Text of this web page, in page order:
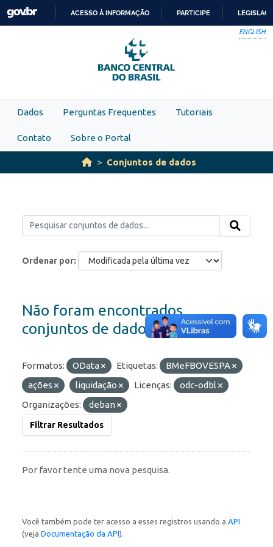
Skip to main content
PARA
O
CONTEÚDO
ACESSO À INFORMAÇÃO PARTICIPE
ENGLISH
Dados Perguntas Frequentes Tutoriais
Contato Sobre o Portal
Conjuntos de dados
Ordenar por
Não foram encontrados
conjuntos de dados
Formatos: OData Etiquetas:
BMeFBOVESPA
ações
liquidação Licenças:
odc-odbl
Organizações:
deban
Filtrar Resultados
Por favor tente uma nova pesquisa.
Você também pode ter acesso a esses registros usando a API
(veja Documentação da API).